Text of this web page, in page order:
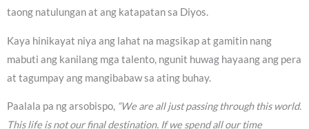
taong natulungan at ang katapatan sa Diyos.
Kaya hinikayat niya ang lahat na magsikap at gamitin nang
mabuti ang kanilang mga talento, ngunit huwag hayaang ang pera
at tagumpay ang mangibabaw sa ating buhay.
Paalala pa ng arsobispo, “We are all just passing through this world.
This life is not our final destination. If we spend all our time